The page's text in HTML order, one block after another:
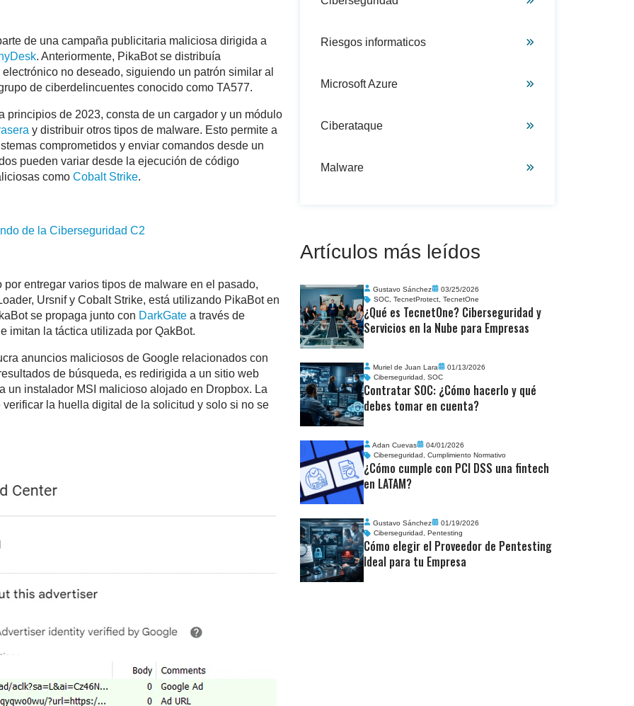
de una campaña publicitaria maliciosa dirigida a
. Anteriormente, PikaBot se distribuía
no deseado, siguiendo un patrón similar al
de ciberdelincuentes conocido como TA577.
de 2023, consta de un cargador y un módulo
y distribuir otros tipos de malware. Esto permite a
comprometidos y enviar comandos desde un
pueden variar desde la ejecución de código
como Cobalt Strike.
de la Ciberseguridad C2
entregar varios tipos de malware en el pasado,
Ursnif y Cobalt Strike, está utilizando PikaBot en
se propaga junto con DarkGate a través de
imitan la táctica utilizada por QakBot.
anuncios maliciosos de Google relacionados con
de búsqueda, es redirigida a un sitio web
un instalador MSI malicioso alojado en Dropbox. La
la huella digital de la solicitud y solo si no se
Riesgos informaticos
Microsoft Azure
Ciberataque
Malware
Artículos más leídos
Gustavo Sánchez
03/25/2026
SOC, TecnetProtect, TecnetOne
¿Qué es TecnetOne? Ciberseguridad y
Servicios en la Nube para Empresas
Muriel de Juan Lara
01/13/2026
Ciberseguridad, SOC
Contratar SOC: ¿Cómo hacerlo y qué
debes tomar en cuenta?
Adan Cuevas
04/01/2026
Ciberseguridad, Cumplimiento Normativo
¿Cómo cumple con PCI DSS una fintech
en LATAM?
Gustavo Sánchez
01/19/2026
Ciberseguridad, Pentesting
Cómo elegir el Proveedor de Pentesting
Ideal para tu Empresa